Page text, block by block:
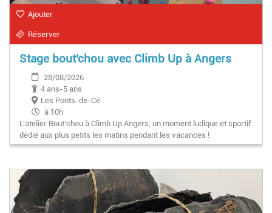
Ajouter
Réserver
Stage bout'chou avec Climb Up à Angers
28/08/2026
4 ans-5 ans
Les Ponts-de-Cé
à 10h
L'atelier Bout’chou à Climb Up Angers, un moment ludique et sportif
dédié aux plus petits les matins pendant les vacances !